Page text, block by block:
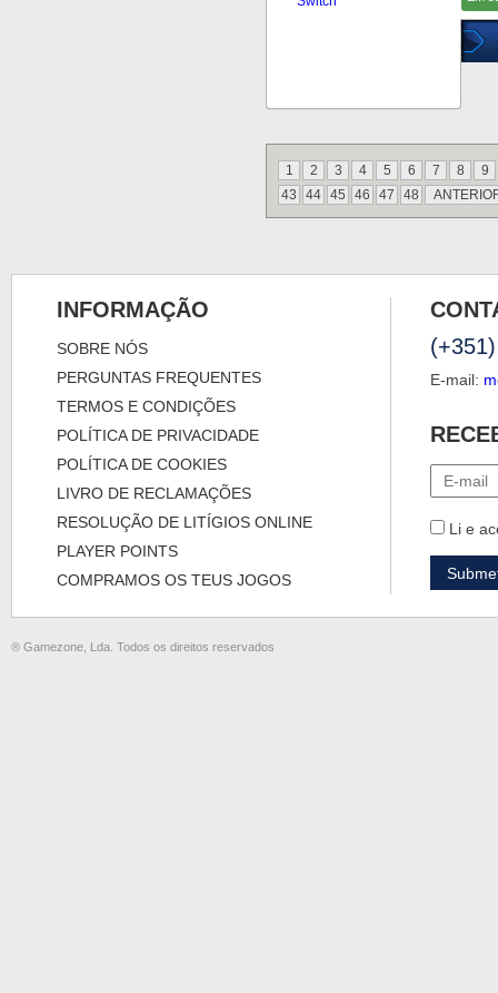
1 2 3 4 5 6 7 8
9
43
44 45 46 47 48
INFORMAÇÃO
SOBRE NÓS
PERGUNTAS FREQUENTES
TERMOS E CONDIÇÕES
POLÍTICA DE PRIVACIDADE
POLÍTICA DE COOKIES
LIVRO DE RECLAMAÇÕES
RESOLUÇÃO DE LITÍGIOS ONLINE
PLAYER POINTS
COMPRAMOS OS TEUS JOGOS
E-mail:
Li e
® Gamezone, Lda. Todos os direitos reservados